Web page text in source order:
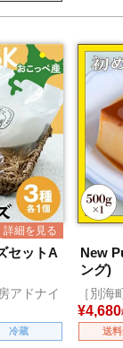
セットA
アドナイ
冷蔵
New
ング)
［別海
合
¥4,680
送